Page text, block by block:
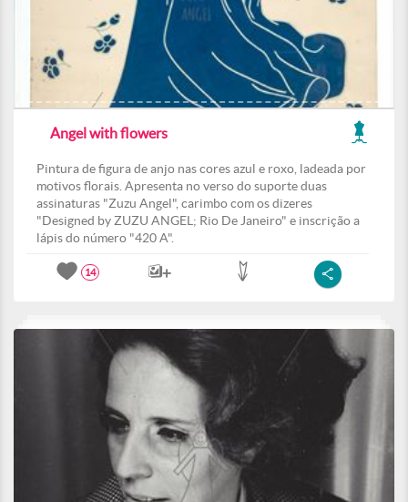
Angel with flowers
Pintura de figura de anjo nas cores azul e roxo, ladeada por
motivos florais. Apresenta no verso do suporte duas
assinaturas "Zuzu Angel", carimbo com os dizeres
"Designed by ZUZU ANGEL; Rio De Janeiro" e inscrição a
lápis do número "420 A".
14